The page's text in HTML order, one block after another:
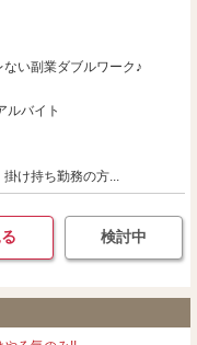
い副業ダブルワーク♪
ルバイト
け持ち勤務の方...
検討中